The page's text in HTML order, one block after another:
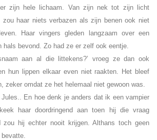
zijn hele lichaam. Van zijn nek tot zijn licht
zou haar niets verbazen als zijn benen ook niet
Haar vingers gleden langzaam over een
bevond. Zo had ze er zelf ook eentje.
aan al die littekens?’ vroeg ze dan ook
hun lippen elkaar even niet raakten. Het bleef
zeker omdat ze het helemaal niet gewoon was.
Jules.. En hoe denk je anders dat ik een vampier
haar doordringend aan toen hij die vraag
zou hij echter nooit krijgen. Althans toch geen